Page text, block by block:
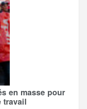
en masse pour
travail